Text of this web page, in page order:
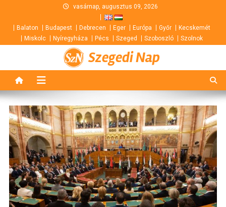
content
vasárnap, augusztus 09, 2026
Balaton Budapest Debrecen Eger Európa Győr
Kecskemét
Miskolc
Nyíregyháza Pécs Szeged Szoboszló Szolnok
Szegedi Nap